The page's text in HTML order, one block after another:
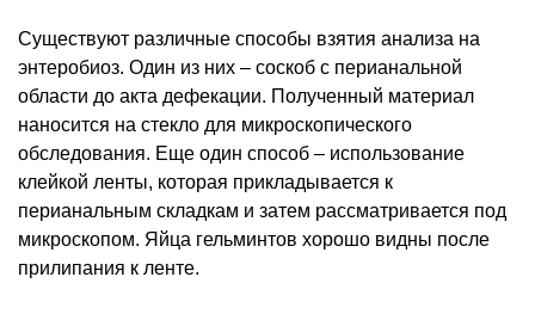
Существуют различные способы взятия анализа на
энтеробиоз. Один из них – соскоб с перианальной
области до акта дефекации. Полученный материал
наносится на стекло для микроскопического
обследования. Еще один способ – использование
клейкой ленты, которая прикладывается к
перианальным складкам и затем рассматривается под
микроскопом. Яйца гельминтов хорошо видны после
прилипания к ленте.